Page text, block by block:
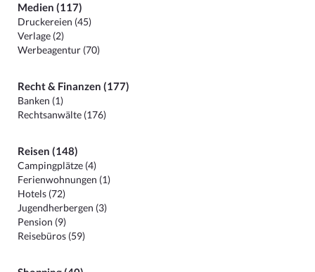
Medien (117)
Druckereien (45)
Verlage (2)
Werbeagentur (70)
Recht & Finanzen (177)
Banken (1)
Rechtsanwälte (176)
Reisen (148)
Campingplätze (4)
Ferienwohnungen (1)
Hotels (72)
Jugendherbergen (3)
Pension (9)
Reisebüros (59)